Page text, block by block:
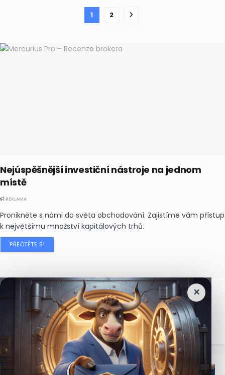
1 2
Nejúspěšnější investiční nástroje na jednom
místě
REKLAMA
Pronikněte s námi do světa obchodování. Zajistíme vám přístup
k největšímu množství kapitálových trhů.
PŘEČTĚTE SI
×
Nejčtenějšízprávy